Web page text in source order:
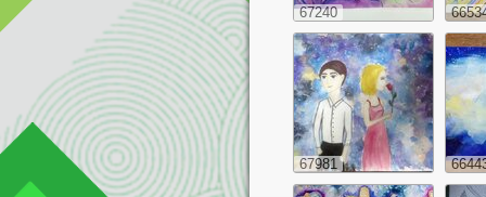
67240
67981